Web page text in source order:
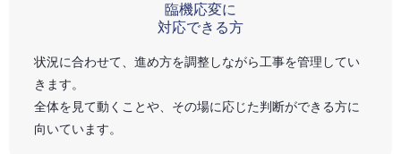
臨機応変に
対応できる方
状況に合わせて、進め方を調整しながら工事を管理してい
きます。
全体を見て動くことや、その場に応じた判断ができる方に
向いています。